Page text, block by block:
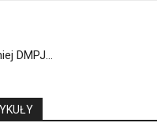
DMPJ…